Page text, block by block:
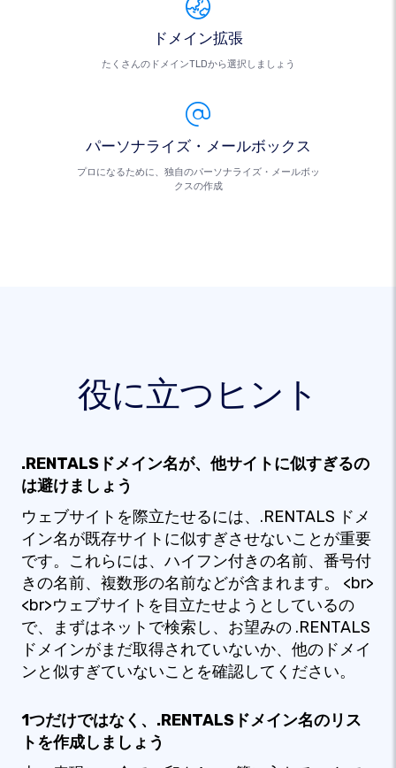
ドメイン拡張
たくさんのドメインTLDから選択しましょう
パーソナライズ・メールボックス
プロになるために、独自のパーソナライズ・メールボッ
クスの作成
役に立つヒント
.RENTALSドメイン名が、他サイトに似すぎるの
は避けましょう
ウェブサイトを際立たせるには、.RENTALS ドメ
イン名が既存サイトに似すぎさせないことが重要
です。これらには、ハイフン付きの名前、番号付
きの名前、複数形の名前などが含まれます。 <br>
<br>ウェブサイトを目立たせようとしているの
で、まずはネットで検索し、お望みの .RENTALS
ドメインがまだ取得されていないか、他のドメイ
ンと似すぎていないことを確認してください。
1つだけではなく、.RENTALSドメイン名のリス
トを作成しましょう